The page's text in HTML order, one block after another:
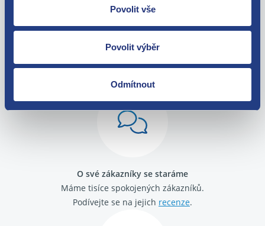
Povolit vše
Povolit výběr
Odmítnout
Nejste spokojeni? Vyřešíme to!
Zboží můžete vrátit do 60 dnů od
zakoupení. Nebo vám pošleme náhradu.
O své zákazníky se staráme
Máme tisíce spokojených zákazníků.
Podívejte se na jejich recenze.